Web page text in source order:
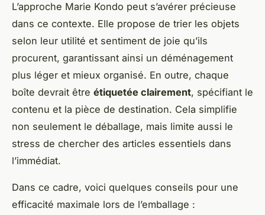
L’approche Marie Kondo peut s’avérer précieuse
dans ce contexte. Elle propose de trier les objets
selon leur utilité et sentiment de joie qu’ils
procurent, garantissant ainsi un déménagement
plus léger et mieux organisé. En outre, chaque
boîte devrait être étiquetée clairement, spécifiant le
contenu et la pièce de destination. Cela simplifie
non seulement le déballage, mais limite aussi le
stress de chercher des articles essentiels dans
l’immédiat.
Dans ce cadre, voici quelques conseils pour une
efficacité maximale lors de l’emballage :